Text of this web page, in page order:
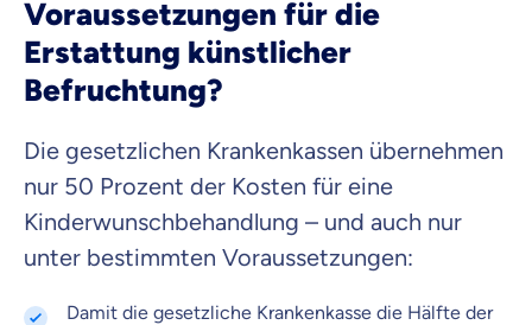
Voraussetzungen für die
Erstattung künstlicher
Befruchtung?
Die gesetzlichen Krankenkassen übernehmen
nur 50 Prozent der Kosten für eine
Kinderwunschbehandlung – und auch nur
unter bestimmten Voraussetzungen:
Damit die gesetzliche Krankenkasse die Hälfte der